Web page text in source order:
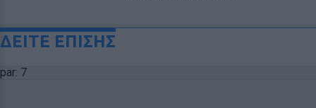
ΔΕΙΤΕ ΕΠΙΣΗΣ
par: 7